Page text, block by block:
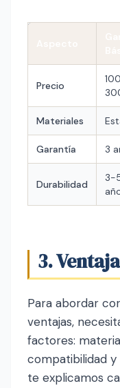
Precio
Materiales
Garantía 3
Durabilidad
3-
3.
Para abordar
ventajas,
factores:
compatibilidad
te explicamos